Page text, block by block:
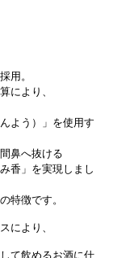
用。
により、
よう）」を使用す
鼻へ抜ける
香」を実現しまし
特徴です。
により、
て飲めるお酒に仕